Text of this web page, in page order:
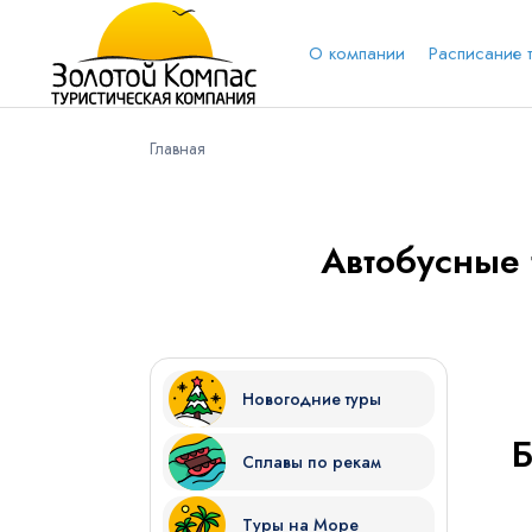
О компании Расписание
Главная
Новогодние туры
Сплавы по рекам
Туры на Море
Куда бы Вы хотели отправиться?